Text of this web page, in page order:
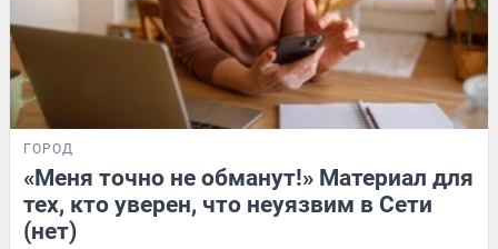
ГОРОД
«Меня точно не обманут!» Материал для
тех, кто уверен, что неуязвим в Сети
(нет)